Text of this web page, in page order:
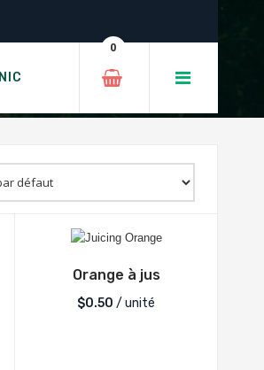
0
Orange à jus
$0.50 / unité